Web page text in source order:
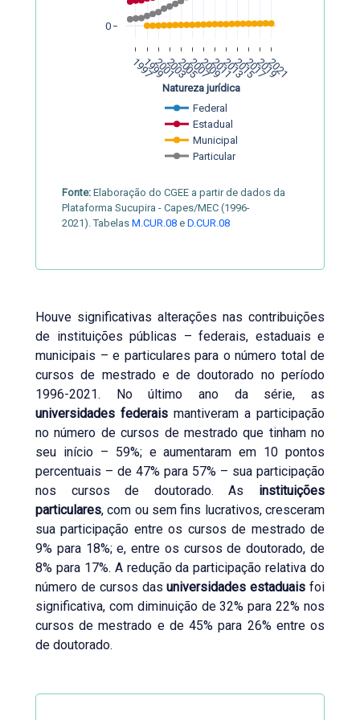
1997
19992001200320052007200920112013201520172019
2021
0
Federal
Estadual
Municipal
Particular
Natureza jurídica
Fonte: Elaboração do CGEE a partir de dados da
Plataforma Sucupira - Capes/MEC (1996-
2021). Tabelas M.CUR.08 e D.CUR.08
Houve significativas alterações nas contribuições
de instituições públicas – federais, estaduais e
municipais – e particulares para o número total de
cursos de mestrado e de doutorado no período
1996-2021. No último ano da série, as
universidades federais mantiveram a participação
no número de cursos de mestrado que tinham no
seu início – 59%; e aumentaram em 10 pontos
percentuais – de 47% para 57% – sua participação
nos cursos de doutorado. As instituições
particulares, com ou sem fins lucrativos, cresceram
sua participação entre os cursos de mestrado de
9% para 18%; e, entre os cursos de doutorado, de
8% para 17%. A redução da participação relativa do
número de cursos dasuniversidades estaduais foi
significativa, com diminuição de 32% para 22% nos
cursos de mestrado e de 45% para 26% entre os
de doutorado.